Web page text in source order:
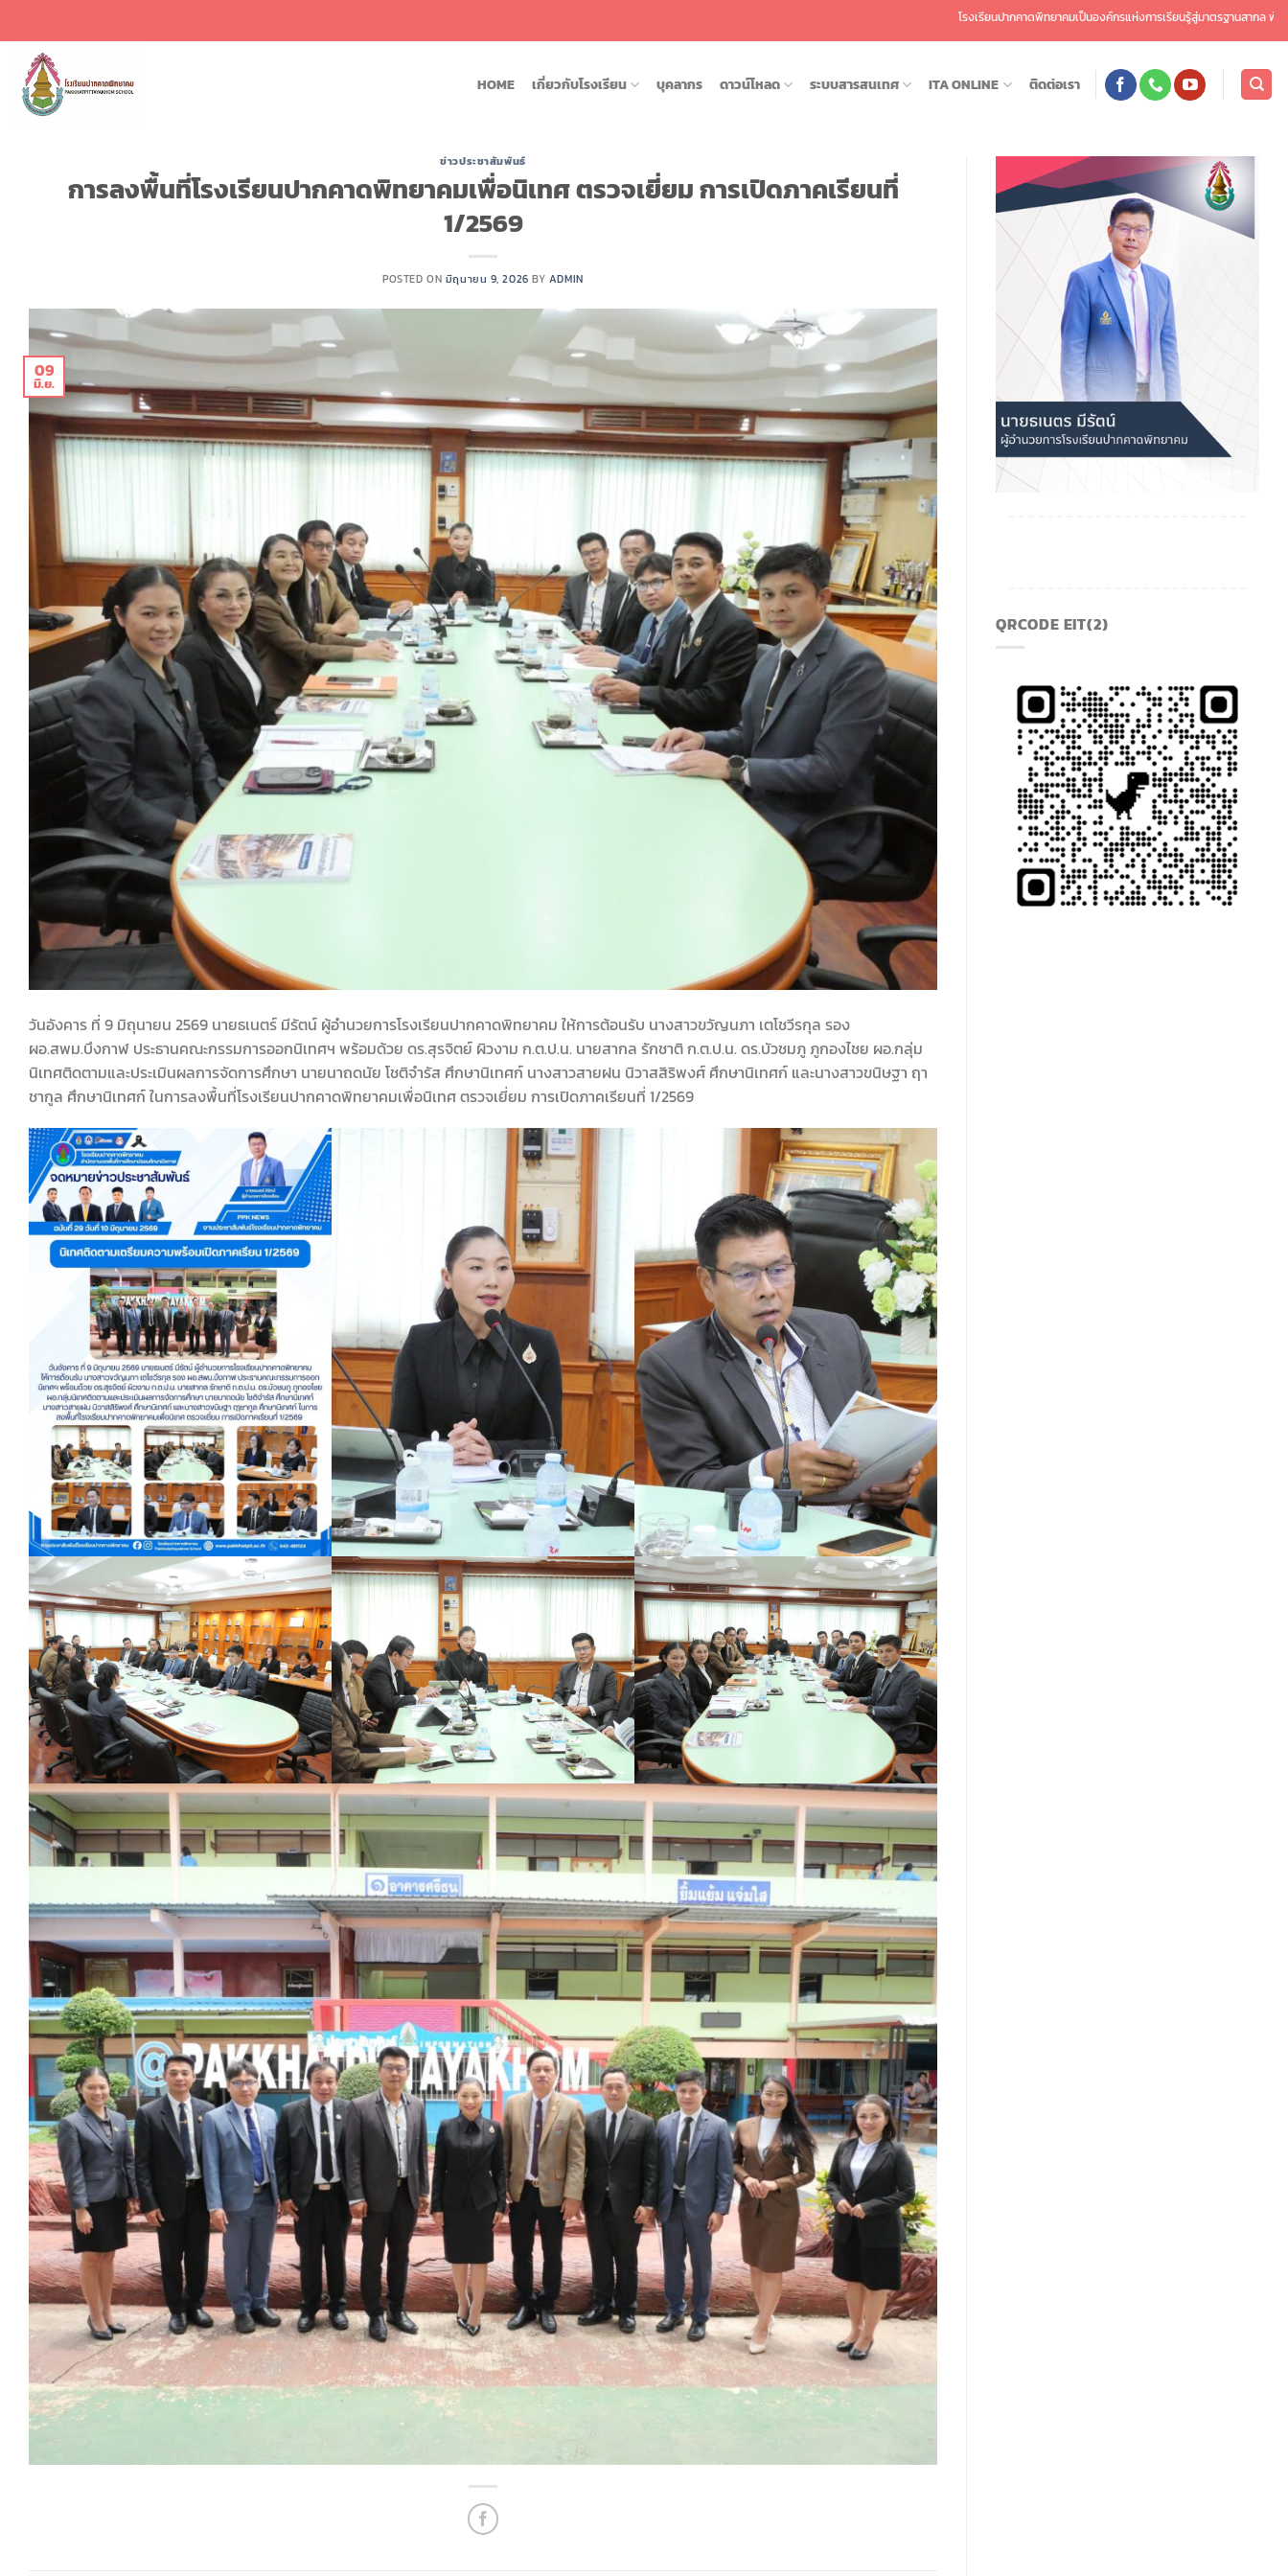
เนื้อหา
โรงเรียนปากคาดพิทยาคมเป็นองค์กรแห่งการเรียนรู้สู่มาตรฐานสากล พัฒนาศักยภาพผู้เรียนสู่คว
HOME เกี่ยวกับโรงเรียน บุคลากร ดาวน์โหลด ระบบสารสนเทศ ITA ONLINE ติดต่อเรา
ข่าวประชาสัมพันธ์
การลงพื้นที่โรงเรียนปากคาดพิทยาคมเพื่อนิเทศ ตรวจเยี่ยม การเปิดภาคเรียนที่
1/2569
POSTED ON มิถุนายน 9, 2026 BY ADMIN
09
มิ.ย.
วันอังคาร ที่ 9 มิถุนายน 2569 นายธเนตร์ มีรัตน์ ผู้อำนวยการโรงเรียนปากคาดพิทยาคม ให้การต้อนรับ นางสาวขวัญนภา เตโชวีรกุล รอง
ผอ.สพม.บึงกาฬ ประธานคณะกรรมการออกนิเทศฯ พร้อมด้วย ดร.สุรจิตย์ ผิวงาม ก.ต.ป.น. นายสากล รักชาติ ก.ต.ป.น. ดร.บัวชมภู ภูกองไชย ผอ.กลุ่ม
นิเทศติดตามและประเมินผลการจัดการศึกษา นายนาถดนัย โชติจำรัส ศึกษานิเทศก์ นางสาวสายฝน นิวาสสิริพงศ์ ศึกษานิเทศก์ และนางสาวขนิษฐา ฤา
ชากูล ศึกษานิเทศก์ ในการลงพื้นที่โรงเรียนปากคาดพิทยาคมเพื่อนิเทศ ตรวจเยี่ยม การเปิดภาคเรียนที่ 1/2569
QRCODE EIT(2)